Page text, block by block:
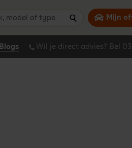
Blogs Wil je direct advies? Bel
model of type
Zoeken
Mijn